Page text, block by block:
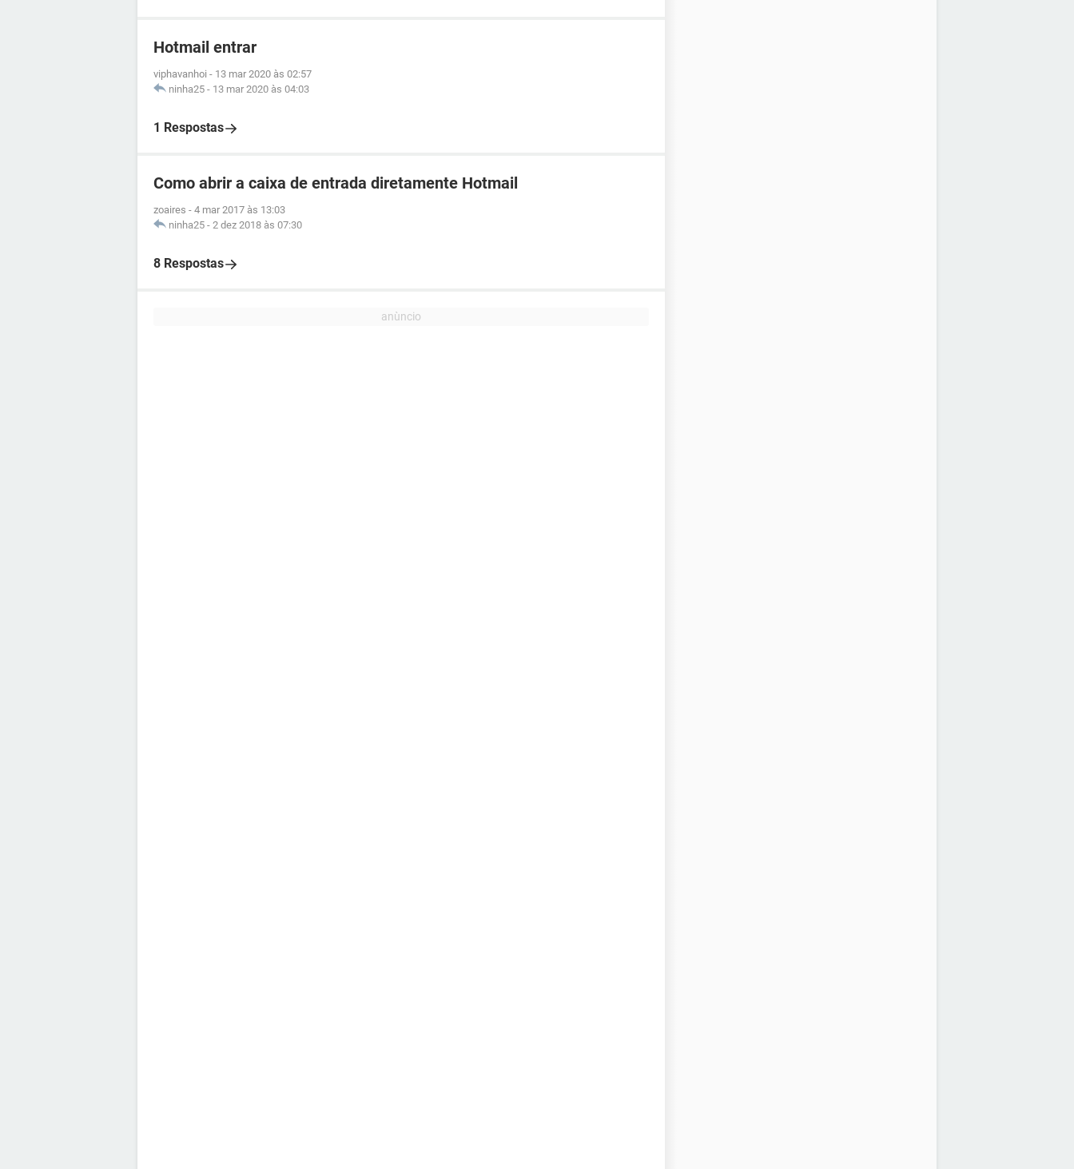
Hotmail entrar
viphavanhoi - 13 mar 2020 às 02:57
ninha25 - 13 mar 2020 às 04:03
1 Respostas
Como abrir a caixa de entrada diretamente Hotmail
zoaires - 4 mar 2017 às 13:03
ninha25 - 2 dez 2018 às 07:30
8 Respostas